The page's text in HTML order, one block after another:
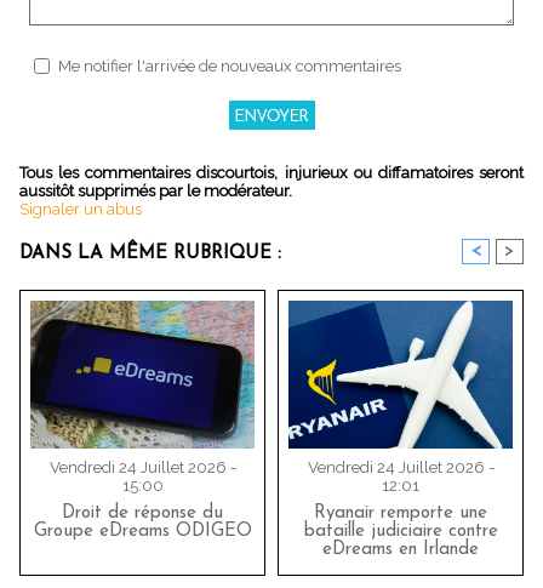
Me notifier l'arrivée de nouveaux commentaires
Tous les commentaires discourtois, injurieux ou diffamatoires seront
aussitôt supprimés par le modérateur.
Signaler un abus
DANS LA MÊME RUBRIQUE : < >
Vendredi 24 Juillet 2026 -
15:00
Droit de réponse du
Groupe eDreams ODIGEO
Vendredi 24 Juillet 2026 -
12:01
Ryanair remporte une
bataille judiciaire contre
eDreams en Irlande